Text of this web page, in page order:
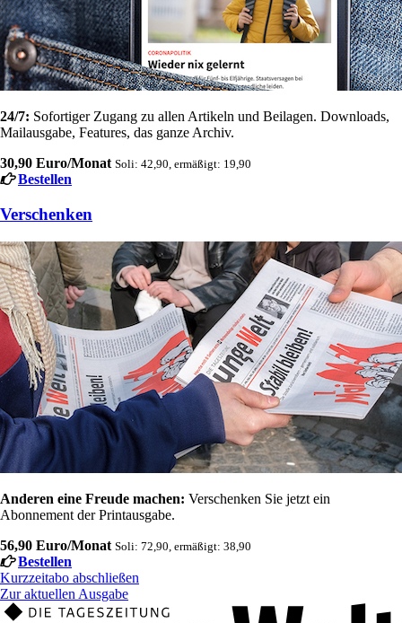
24/7: Sofortiger Zugang zu allen Artikeln und Beilagen. Downloads,
Mailausgabe, Features, das ganze Archiv.
30,90 Euro/Monat Soli: 42,90, ermäßigt: 19,90
Bestellen
Verschenken
Anderen eine Freude machen: Verschenken Sie jetzt ein
Abonnement der Printausgabe.
56,90 Euro/Monat Soli: 72,90, ermäßigt: 38,90
Bestellen
Kurzzeitabo abschließen
Zur aktuellen Ausgabe